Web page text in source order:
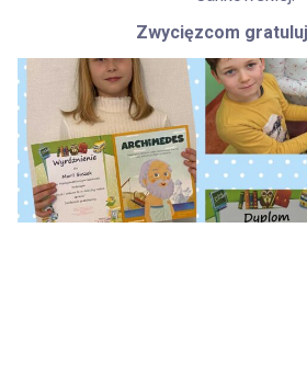
Zwycięzcom